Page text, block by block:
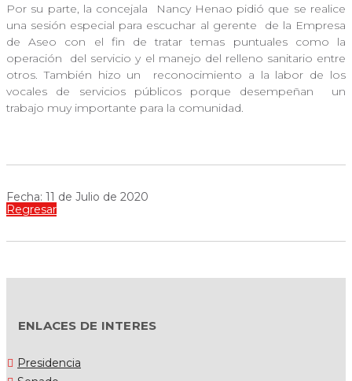
Por su parte, la concejala
Nancy Henao pidió que se realice
una sesión especial para escuchar al gerente
de la Empresa
de Aseo con el fin de tratar temas puntuales como la
operación
del servicio y el manejo del relleno sanitario entre
otros. También hizo un
reconocimiento a la labor de los
vocales de servicios públicos porque desempeñan
un
trabajo muy importante para la comunidad.
Fecha: 11 de Julio de 2020
Regresar
ENLACES DE INTERES
Presidencia